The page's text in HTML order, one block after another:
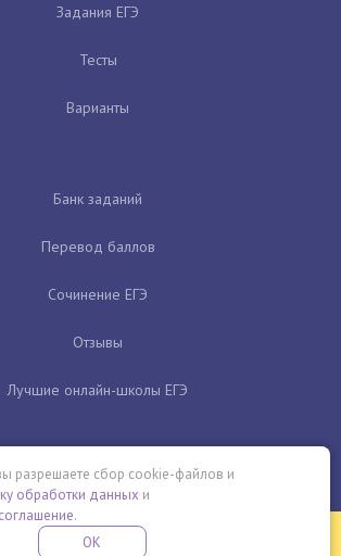
Задания ЕГЭ
Тесты
Варианты
Банк заданий
Перевод баллов
Сочинение ЕГЭ
Отзывы
Лучшие онлайн-школы ЕГЭ
летняя школа
разрешаете сбор cookie-файлов и
обработки данных и
.
OK